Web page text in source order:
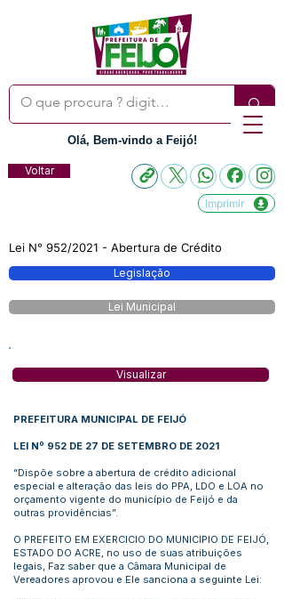
Olá, Bem-vindo a Feijó!
Voltar
Imprimir
Lei N° 952/2021 - Abertura de Crédito
Legislação
Lei Municipal
Visualizar
PREFEITURA MUNICIPAL DE FEIJÓ
LEI Nº 952 DE 27 DE SETEMBRO DE 2021
“Dispõe sobre a abertura de crédito adicional
especial e alteração das leis do PPA, LDO e LOA no
orçamento vigente do município de Feijó e da
outras providências”.
O PREFEITO EM EXERCICIO DO MUNICIPIO DE FEIJÓ,
ESTADO DO ACRE, no uso de suas atribuições
legais, Faz saber que a Câmara Municipal de
Vereadores aprovou e Ele sanciona a seguinte Lei: